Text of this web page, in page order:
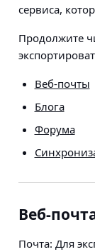
сервиса,
Продолжите
Веб-почты
Блога
Форума
Веб-
Почта: Для